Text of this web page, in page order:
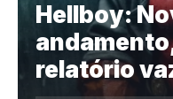
Hellboy:
relatório